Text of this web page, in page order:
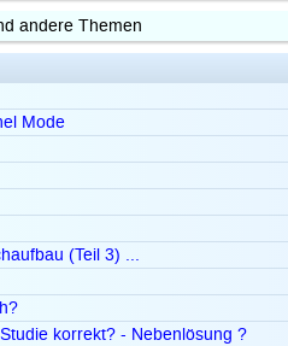
andere Themen
Mode
(Teil 3) ...
korrekt? - Nebenlösung ?